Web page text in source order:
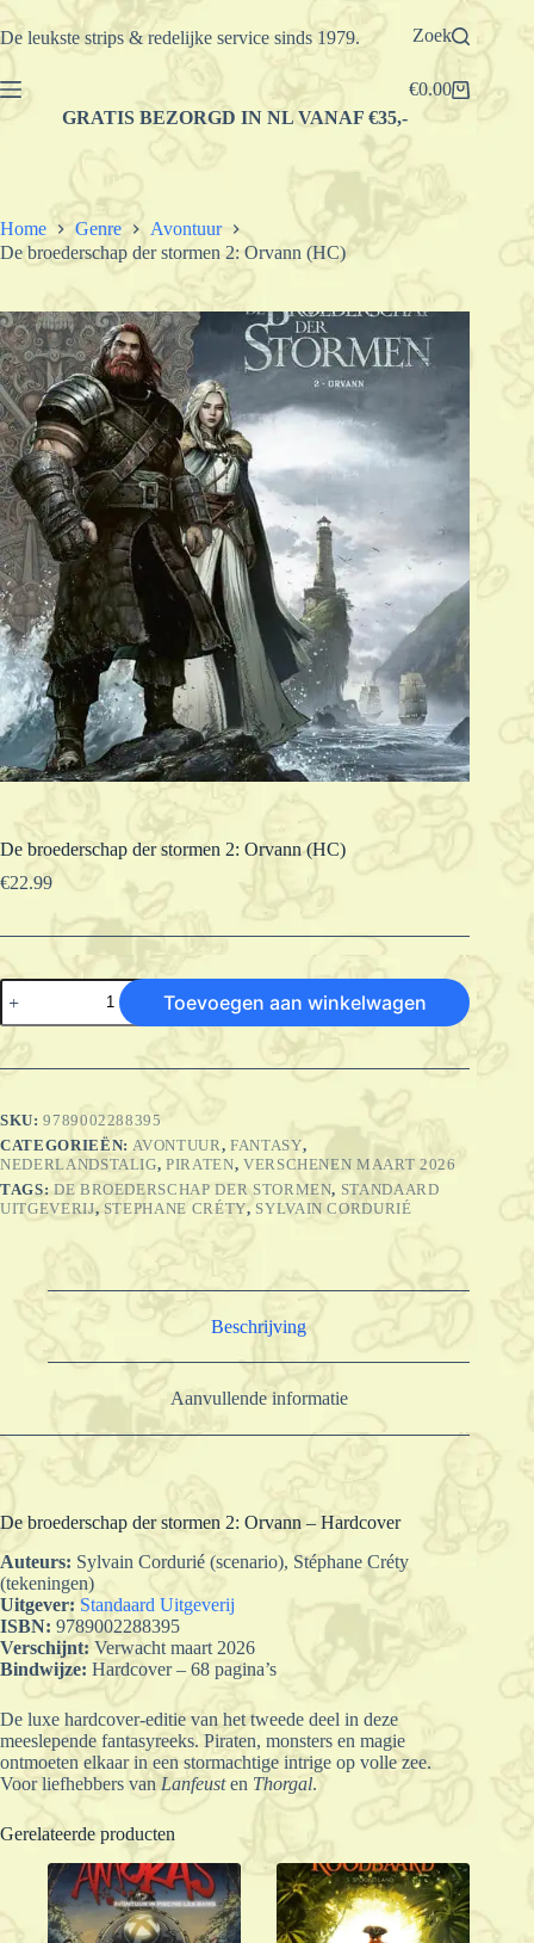
Ga
naar
De leukste strips & redelijke service sinds 1979. Zoek
Winkelwagen
€0.00
GRATIS BEZORGD IN NL VANAF €35,-
Home Genre
Avontuur
De broederschap der stormen 2: Orvann (HC)
De broederschap der stormen 2: Orvann (HC)
€22.99
De
broederschap
der
stormen
2:
aantal
Toevoegen aan winkelwagen
SKU:9789002288395
CATEGORIEËN: AVONTUUR, FANTASY,
NEDERLANDSTALIG,PIRATEN, VERSCHENEN MAART 2026
TAGS: DE BROEDERSCHAP DER STORMEN, STANDAARD
UITGEVERIJ, STEPHANE CRÉTY, SYLVAIN CORDURIÉ
Beschrijving
Aanvullende informatie
De broederschap der stormen 2: Orvann – Hardcover
Auteurs: Sylvain Cordurié (scenario), Stéphane Créty
(tekeningen)
Uitgever: Standaard Uitgeverij
ISBN: 9789002288395
Verschijnt: Verwacht maart 2026
Bindwijze: Hardcover – 68 pagina’s
De luxe hardcover-editie van het tweede deel in deze
meeslepende fantasyreeks. Piraten, monsters en magie
ontmoeten elkaar in een stormachtige intrige op volle zee.
Voor liefhebbers van Lanfeusten Thorgal.
Gerelateerde producten